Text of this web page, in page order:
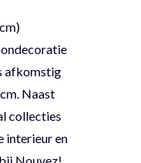
afkomstig
Naast
collecties
interieur en
Nouvez!